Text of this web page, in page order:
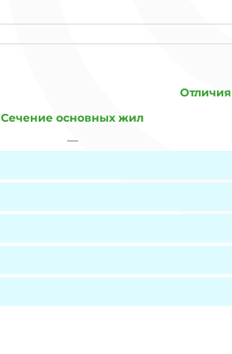
Сечение основных жил
—